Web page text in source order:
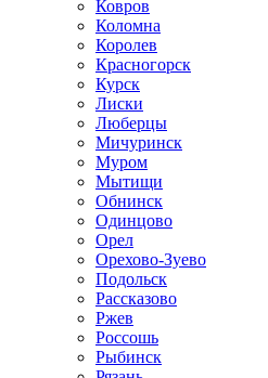
Ковров
Коломна
Королев
Красногорск
Курск
Лиски
Люберцы
Мичуринск
Муром
Мытищи
Обнинск
Одинцово
Орел
Орехово-Зуево
Подольск
Рассказово
Ржев
Россошь
Рыбинск